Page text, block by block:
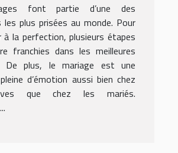
font partie d’une des
les plus prisées au monde. Pour
à la perfection, plusieurs étapes
franchies dans les meilleures
De plus, le mariage est une
d’émotion aussi bien chez
que chez les mariés.